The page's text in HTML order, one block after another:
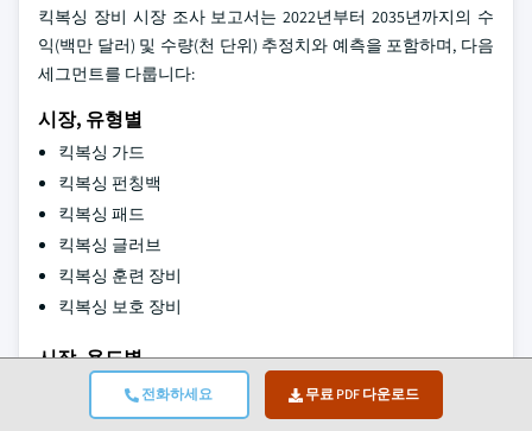
전화하세요 무료 PDF 다운로드
킥복싱 장비 시장 조사 보고서는 2022년부터 2035년까지의 수
익(백만 달러) 및 수량(천 단위) 추정치와 예측을 포함하며, 다음
세그먼트를 다룹니다:
시장, 유형별
킥복싱 가드
킥복싱 펀칭백
킥복싱 패드
킥복싱 글러브
킥복싱 훈련 장비
킥복싱 보호 장비
시장, 용도별
상업용